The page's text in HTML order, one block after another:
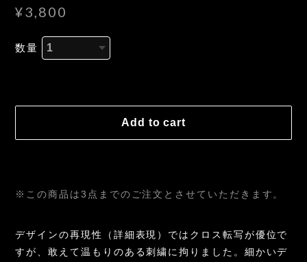
¥3,800
数量
Add to cart
※この商品は3点までのご注文とさせていただきます。
デザインの再現性（詳細表現）ではクロス転写が優位で
すが、敢えて温もりのある刺繍に拘りました。細かいデ